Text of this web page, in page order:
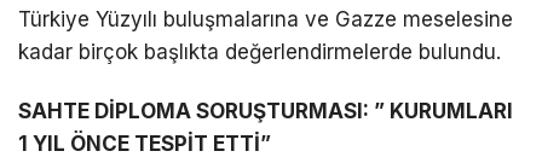
Türkiye Yüzyılı buluşmalarına ve Gazze meselesine
kadar birçok başlıkta değerlendirmelerde bulundu.
SAHTE DİPLOMA SORUŞTURMASI: ” KURUMLARI
1 YIL ÖNCE TESPİT ETTİ”